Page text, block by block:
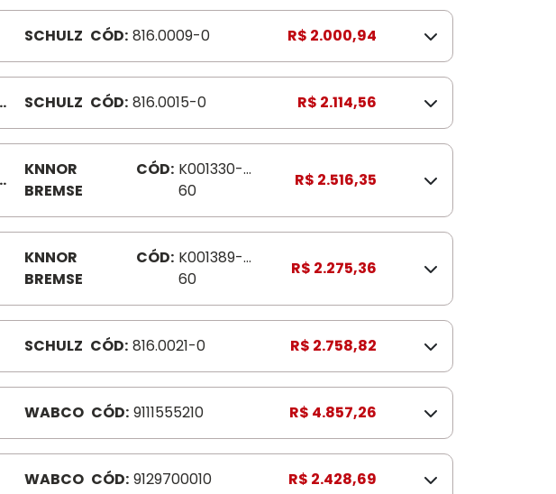
SCHULZ CÓD: 816.0009-0 R$ 2.000,94
SCHULZ CÓD: 816.0015-0 R$ 2.114,56
KNNOR
BREMSE
CÓD: K001330-
60
R$ 2.516,35
KNNOR
BREMSE
CÓD: K001389-
60
R$ 2.275,36
SCHULZ CÓD: 816.0021-0 R$ 2.758,82
WABCO CÓD: 9111555210 R$ 4.857,26
WABCO CÓD: 9129700010 R$ 2.428,69